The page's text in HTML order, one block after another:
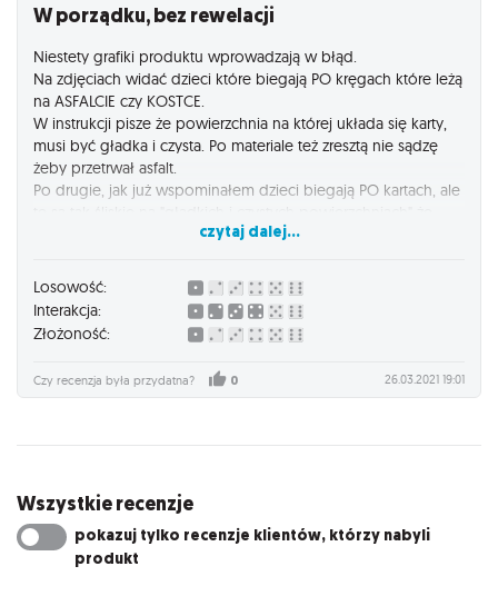
W porządku, bez rewelacji
Niestety grafiki produktu wprowadzają w błąd.
Na zdjęciach widać dzieci które biegają PO kręgach które leżą
na ASFALCIE czy KOSTCE.
W instrukcji pisze że powierzchnia na której układa się karty,
musi być gładka i czysta. Po materiale też zresztą nie sądzę
żeby przetrwał asfalt.
Po drugie, jak już wspominałem dzieci biegają PO kartach, ale
bezpieczna zabawa jest niemożliwa. Zresztą w instrukcji
propozycjach zabawy.
Poza tym karty są ładne, solidnie wykonane i dzieciom się
podobają.
czytaj dalej...
Losowość:
Interakcja:
Złożoność:
Czy recenzja była przydatna? 0 26.03.2021 19:01
Wszystkie recenzje
pokazuj tylko recenzje klientów, którzy nabyli
produkt